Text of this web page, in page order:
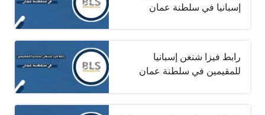
إسبانيا في سلطنة عمان
رابط فيزا شنغن إسبانيا
للمقيمين في سلطنة عمان